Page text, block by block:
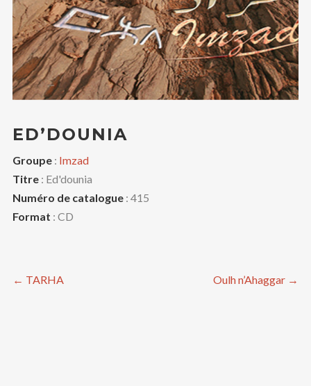
ED’DOUNIA
Groupe: Imzad
Titre: Ed'dounia
Numéro de catalogue: 415
Format : CD
← TARHA Oulh n’Ahaggar →